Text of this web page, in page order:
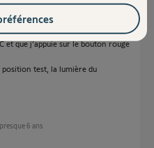
kit alarme protexiom ultimate
et que j’appuie sur le bouton rouge
test, la lumière du
6 ans